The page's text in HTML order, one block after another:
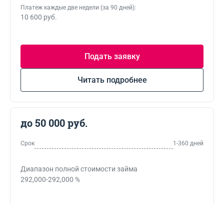
Платеж каждые две недели (за 90 дней):
10 600 руб.
Подать заявку
Читать подробнее
до 50 000 руб.
Срок 1-360 дней
Диапазон полной стоимости займа
292,000-292,000 %